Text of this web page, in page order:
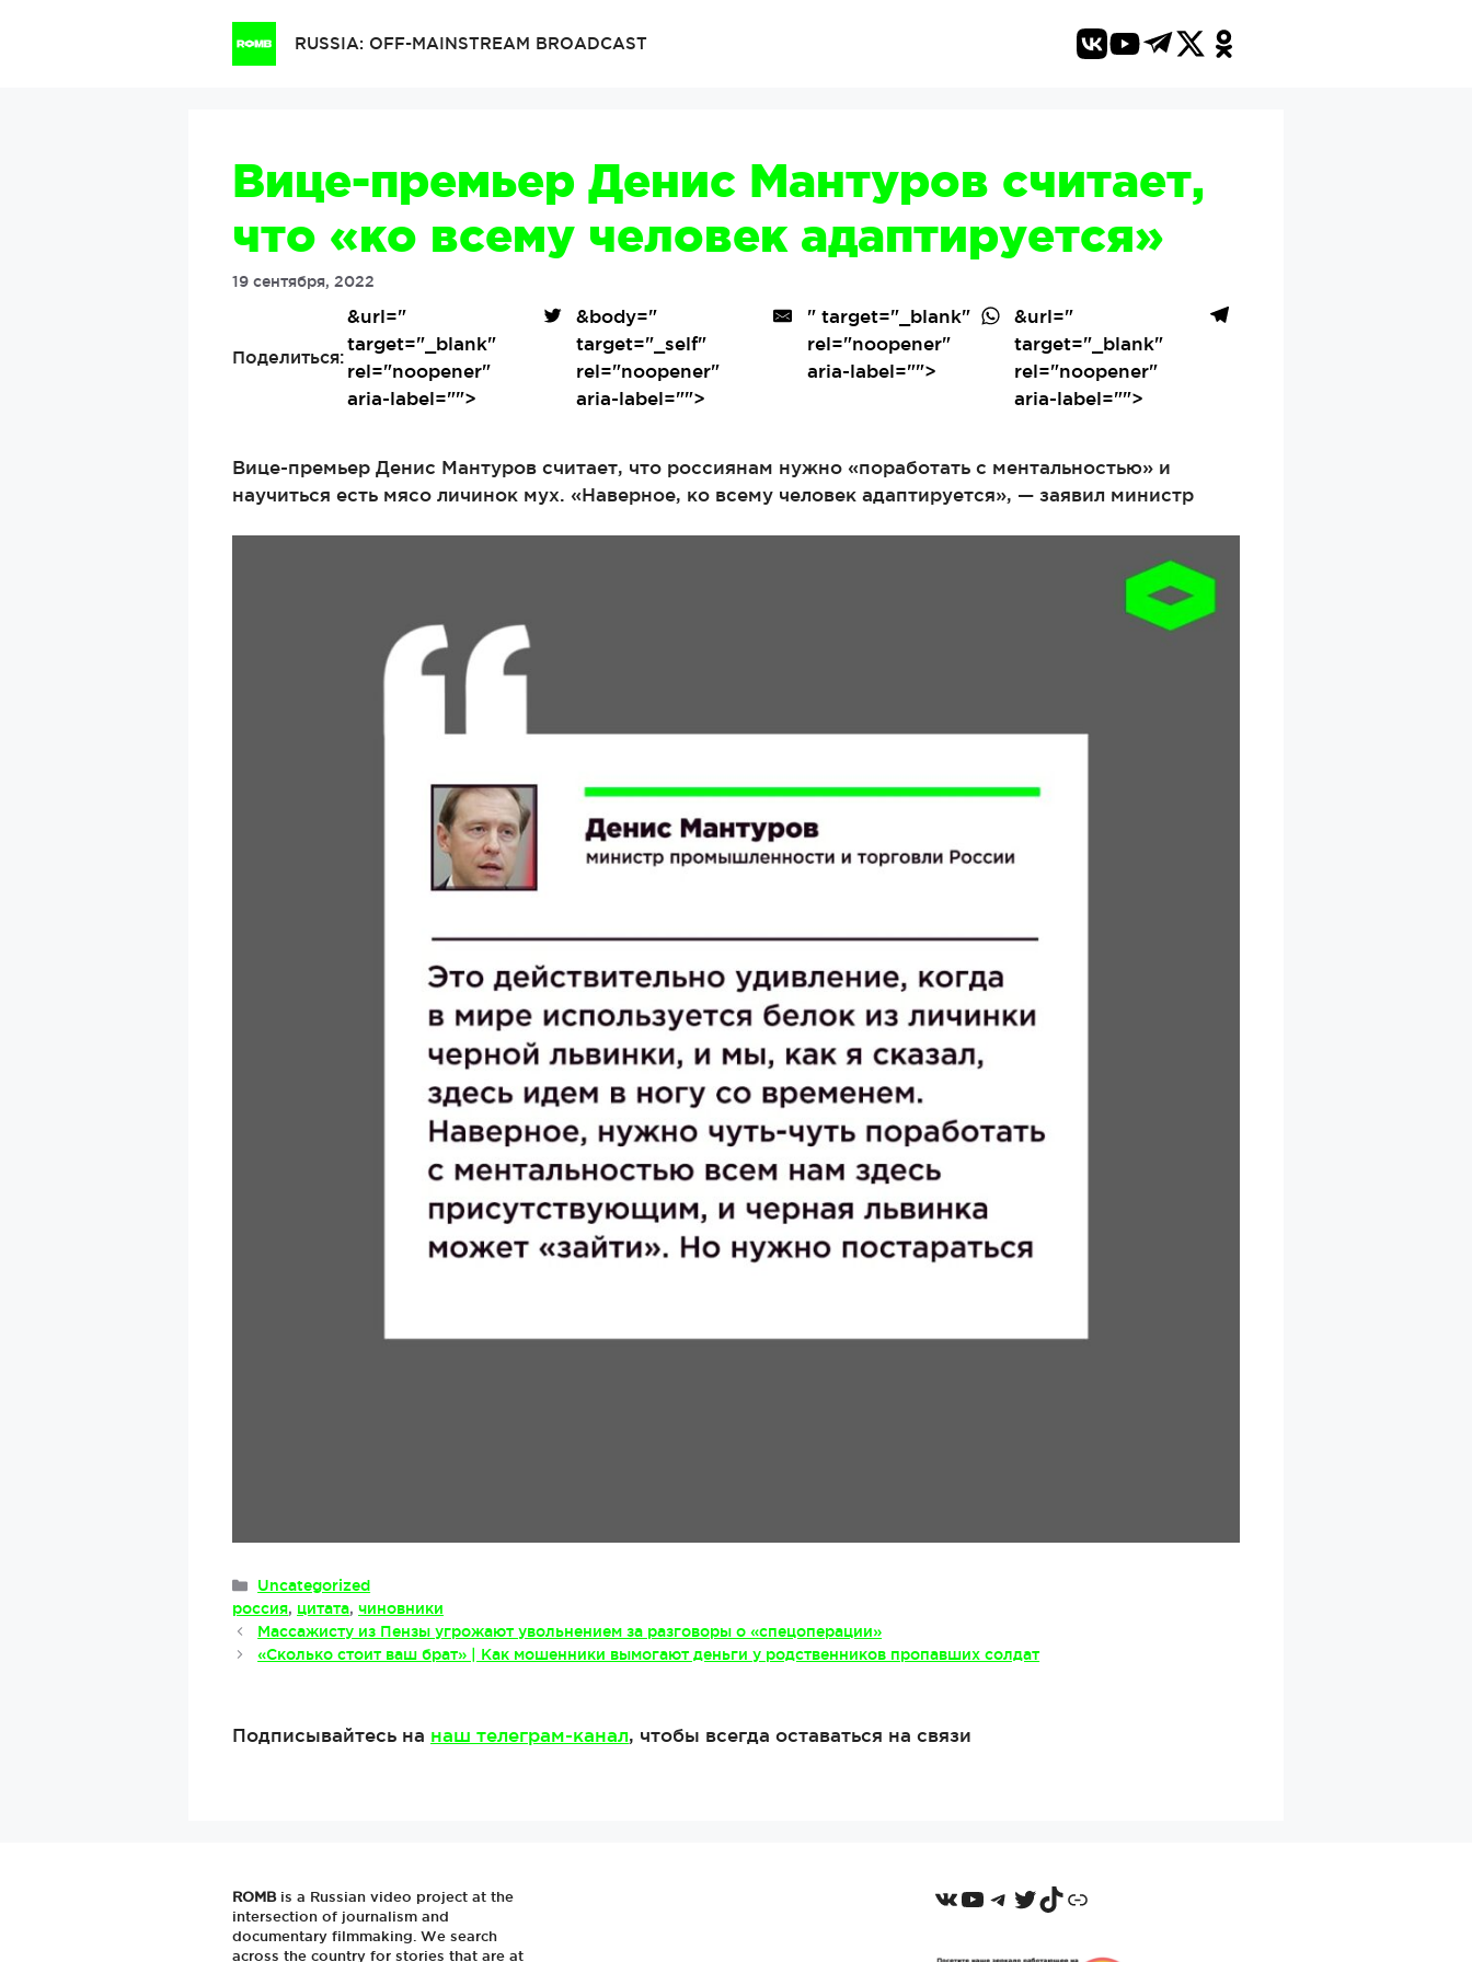
RUSSIA: OFF-MAINSTREAM BROADCAST
Вице-премьер Денис Мантуров считает,
что «ко всему человек адаптируется»
19 сентября, 2022
Поделиться:
&url="
target="_blank"
rel="noopener"
aria-label="">
&body="
target="_self"
rel="noopener"
aria-label="">
" target="_blank"
rel="noopener"
aria-label="">
&url="
target="_blank"
rel="noopener"
aria-label="">
Вице-премьер Денис Мантуров считает, что россиянам нужно «поработать с ментальностью» и
научиться есть мясо личинок мух. «Наверное, ко всему человек адаптируется», — заявил министр
Рубрики
Uncategorized
Метки
россия, цитата, чиновники
Массажисту из Пензы угрожают увольнением за разговоры о «спецоперации»
«Сколько стоит ваш брат» | Как мошенники вымогают деньги у родственников пропавших солдат
Подписывайтесь на наш телеграм-канал, чтобы всегда оставаться на связи
ROMBis a Russian video project at the
intersection of journalism and
documentary filmmaking. We search
across the country for stories that are at
VKontakte
YouTube
Telegram
Twitter
TikTok
Odnoklassniki